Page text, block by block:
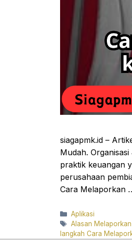
siagapmk.id –
Mudah.
praktik keuangan
perusahaan
Cara Melaporkan
Categories
Aplikasi
Tags
Alasan
langkah Cara